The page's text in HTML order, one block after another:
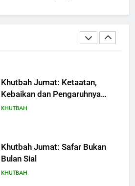
(2)
Khutbah Jumat: Melihat
Limpahan Nikmat Allah
Khutbah Jumat: Ketaatan,
Kebaikan dan Pengaruhnya
dalam Jiwa Manusia
KHUTBAH
Khutbah Jumat: Safar Bukan
Bulan Sial
KHUTBAH